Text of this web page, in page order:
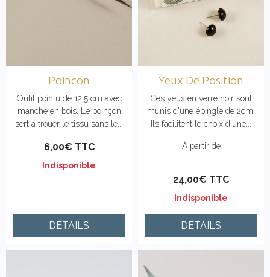
Poincon
Outil pointu de 12,5 cm avec
manche en bois. Le poinçon
sert à trouer le tissu sans le...
6,00€ TTC
Indisponible
DÉTAILS
Yeux De Position
Ces yeux en verre noir sont
munis d'une épingle de 2cm.
Ils facilitent le choix d'une...
À partir de
24,00€ TTC
Indisponible
DÉTAILS